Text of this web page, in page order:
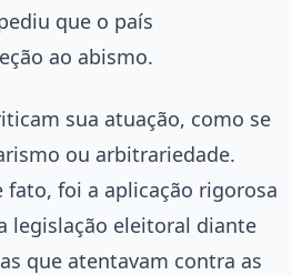
que o país
ao abismo.
sua atuação, como se
ou arbitrariedade.
fato, foi a aplicação rigorosa
legislação eleitoral diante
que atentavam contra as